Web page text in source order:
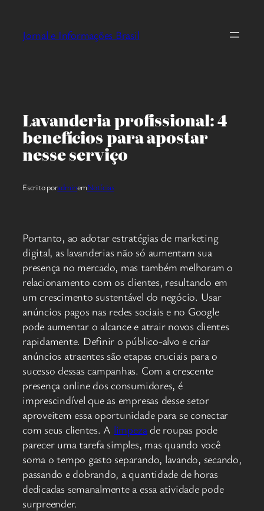
Jornal e Informações Brasil
Lavanderia profissional: 4
benefícios para apostar
nesse serviço
Escrito poradminemNotícias
Portanto, ao adotar estratégias de marketing
digital, as lavanderias não só aumentam sua
presença no mercado, mas também melhoram o
relacionamento com os clientes, resultando em
um crescimento sustentável do negócio. Usar
anúncios pagos nas redes sociais e no Google
pode aumentar o alcance e atrair novos clientes
rapidamente. Definir o público-alvo e criar
anúncios atraentes são etapas cruciais para o
sucesso dessas campanhas. Com a crescente
presença online dos consumidores, é
imprescindível que as empresas desse setor
aproveitem essa oportunidade para se conectar
com seus clientes. A limpeza de roupas pode
parecer uma tarefa simples, mas quando você
soma o tempo gasto separando, lavando, secando,
passando e dobrando, a quantidade de horas
dedicadas semanalmente a essa atividade pode
surpreender.